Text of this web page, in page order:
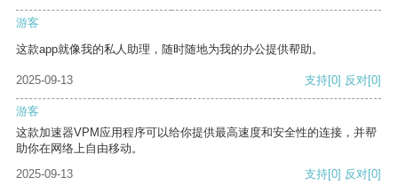
游客
这款app就像我的私人助理，随时随地为我的办公提供帮助。
2025-09-13 支持[0] 反对[0]
游客
这款加速器VPM应用程序可以给你提供最高速度和安全性的连接，并帮
助你在网络上自由移动。
2025-09-13
支持[0] 反对[0]